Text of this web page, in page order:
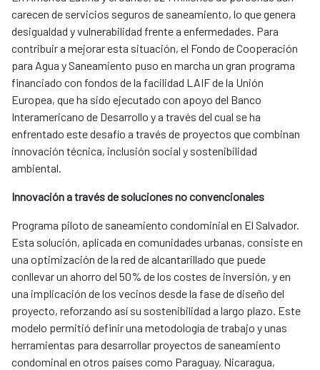
carecen de servicios seguros de saneamiento, lo que genera
desigualdad y vulnerabilidad frente a enfermedades. Para
contribuir a mejorar esta situación, el Fondo de Cooperación
para Agua y Saneamiento puso en marcha un gran programa
financiado con fondos de la facilidad LAIF de la Unión
Europea, que ha sido ejecutado con apoyo del Banco
Interamericano de Desarrollo y a través del cual se ha
enfrentado este desafío a través de proyectos que combinan
innovación técnica, inclusión social y sostenibilidad
ambiental.
Innovación a través de soluciones no convencionales
​​Programa ​​piloto de saneamiento condominial en El Salvador​.
Esta solución, aplicada en comunidades urbanas, consiste en
una optimización de la red de alcantarillado que puede
conllevar un ahorro del 50% de los costes de inversión, y en
una implicación de los vecinos desde la fase de diseño del
proyecto, reforzando así su sostenibilidad a largo plazo. Este
modelo permitió definir una metodología de trabajo y unas
herramientas para desarrollar proyectos de saneamiento
condominal en otros países como Paraguay, Nicaragua,